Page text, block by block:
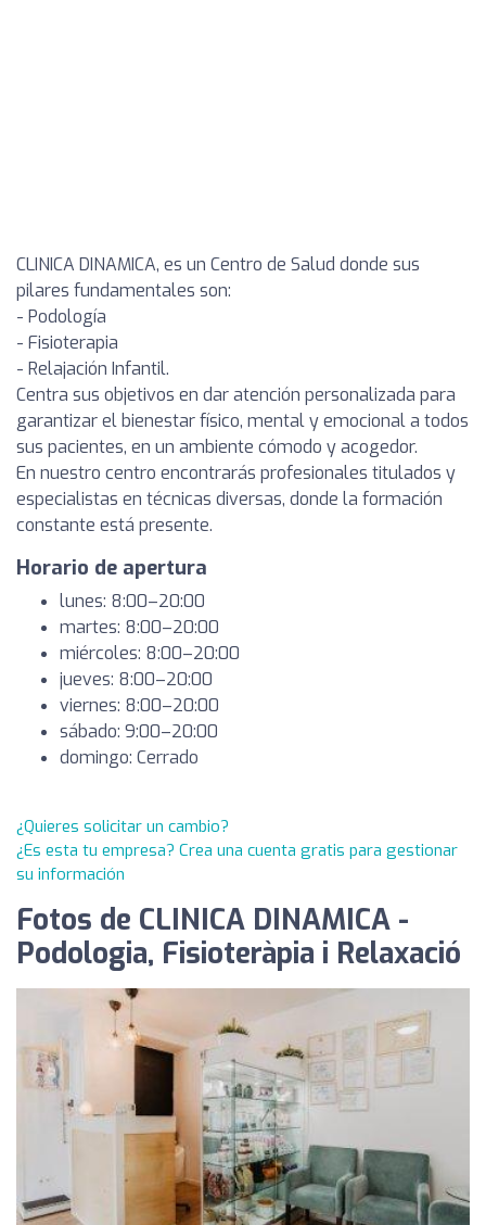
CLINICA DINAMICA, es un Centro de Salud donde sus
pilares fundamentales son:
- Podología
- Fisioterapia
- Relajación Infantil.
Centra sus objetivos en dar atención personalizada para
garantizar el bienestar físico, mental y emocional a todos
sus pacientes, en un ambiente cómodo y acogedor.
En nuestro centro encontrarás profesionales titulados y
especialistas en técnicas diversas, donde la formación
constante está presente.
Horario de apertura
lunes: 8:00–20:00
martes: 8:00–20:00
miércoles: 8:00–20:00
jueves: 8:00–20:00
viernes: 8:00–20:00
sábado: 9:00–20:00
domingo: Cerrado
¿Quieres solicitar un cambio?
¿Es esta tu empresa? Crea una cuenta gratis para gestionar
su información
Fotos de CLINICA DINAMICA -
Podologia, Fisioteràpia i Relaxació